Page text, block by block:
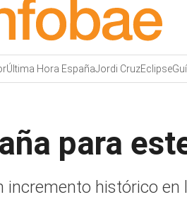
Última Hora EspañaJordi CruzEclipse
para
histórico en